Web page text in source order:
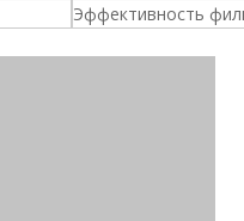
Эффективность